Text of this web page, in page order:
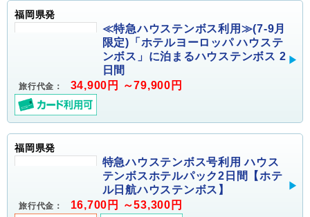
福岡県発
≪特急ハウステンボス利用≫(7-9月
限定)「ホテルヨーロッパ ハウステ
ンボス」に泊まるハウステンボス 2
日間
旅行代金： 34,900円 ～79,900円
福岡県発
特急ハウステンボス号利用 ハウス
テンボスホテルパック2日間【ホテ
ル日航ハウステンボス】
旅行代金： 16,700円 ～53,300円